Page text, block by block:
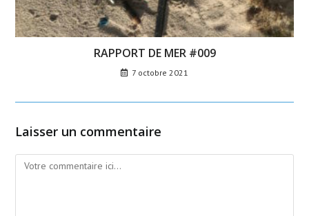
RAPPORT DE MER #009
7 octobre 2021
Laisser un commentaire
Comment